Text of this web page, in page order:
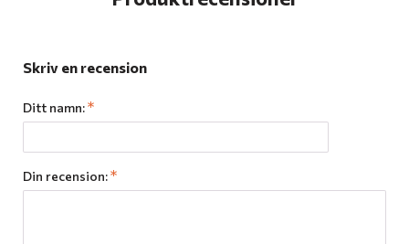
Skriv en recension
Ditt namn:
Din recension: